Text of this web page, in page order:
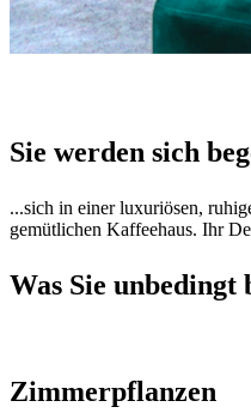
Sie werden sich
...sich in einer luxuriösen,
gemütlichen Kaffeehaus. Ihr
Was Sie unbedingt
Zimmerpflanzen